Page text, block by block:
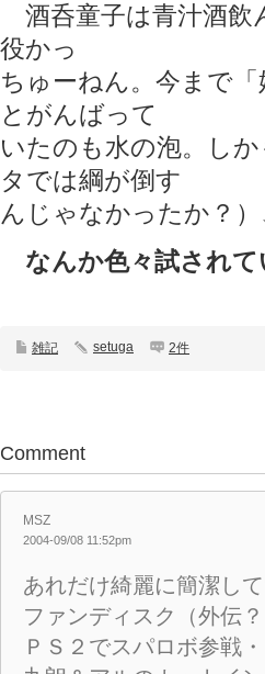
酒呑童子は青汁酒飲
役かっ
ちゅーねん。今まで
とがんばって
いたのも水の泡。し
タでは綱が倒す
んじゃなかったか？
なんか色々試され
雑記 setuga 2件
Comment
MSZ
2004-09/08 11:52pm
あれだけ綺麗に簡潔し
ファンディスク（外伝
ＰＳ２でスパロボ参戦